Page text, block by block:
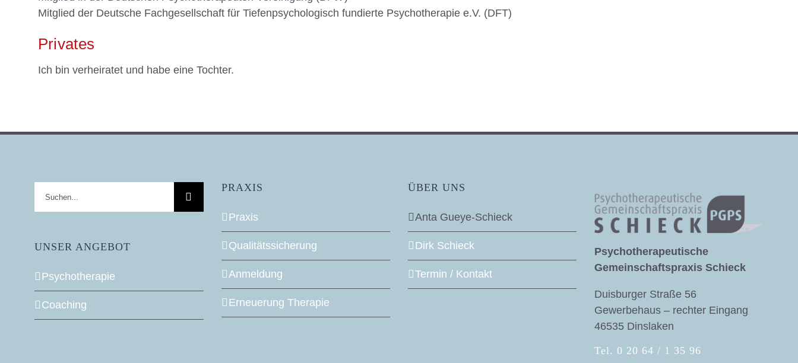
Mitglied der Deutsche Fachgesellschaft für Tiefenpsychologisch fundierte Psychotherapie e.V. (DFT)
Privates
Ich bin verheiratet und habe eine Tochter.
UNSER ANGEBOT
Psychotherapie
Coaching
PRAXIS
Praxis
Qualitätssicherung
Anmeldung
Erneuerung Therapie
ÜBER UNS
Anta Gueye-Schieck
Dirk Schieck
Termin / Kontakt
Psychotherapeutische
Gemeinschaftspraxis Schieck
Duisburger Straße 56
Gewerbehaus – rechter Eingang
46535 Dinslaken
Tel. 0 20 64 / 1 35 96